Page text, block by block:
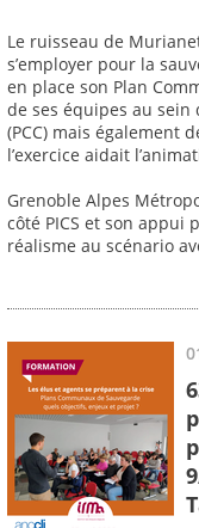
Le ruisseau de
s’employer pour la
en place son Plan
de ses équipes au sein
(PCC) mais également
l’exercice aidait
Grenoble Alpes
côté PICS et son appui
réalisme au scénario